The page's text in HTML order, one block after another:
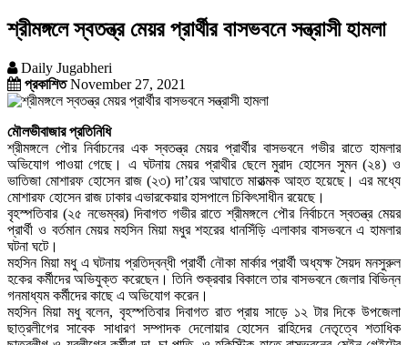
শ্রীমঙ্গলে স্বতন্ত্র মেয়র প্রার্থীর বাসভবনে সন্ত্রাসী হামলা
Daily Jugabheri
প্রকাশিতNovember 27, 2021
মৌলভীবাজার প্রতিনিধি
শ্রীমঙ্গলে পৌর নির্বাচনের এক স্বতন্ত্র মেয়র প্রার্থীর বাসভবনে গভীর রাতে হামলার
অভিযোগ পাওয়া গেছে। এ ঘটনায় মেয়র প্রাথীর ছেলে মুরাদ হোসেন সুমন (২৪) ও
ভাতিজা মোশারফ হোসেন রাজ (২৩) দা’য়ের আঘাতে মারাত্মক আহত হয়েছে। এর মধ্যে
মোশারফ হোসেন রাজ ঢাকার এভারকেয়ার হাসপালে চিকিৎসাধীন রয়েছে।
বৃহস্পতিবার (২৫ নভেম্বর) দিবাগত গভীর রাতে শ্রীমঙ্গলে পৌর নির্বাচনে স্বতন্ত্র মেয়র
প্রার্থী ও বর্তমান মেয়র মহসিন মিয়া মধুর শহরের ধানসিঁড়ি এলাকার বাসভবনে এ হামলার
ঘটনা ঘটে।
মহসিন মিয়া মধু এ ঘটনায় প্রতিদ্বন্ধী প্রার্থী নৌকা মার্কার প্রার্থী অধ্যক্ষ সৈয়দ মনসুরুল
হকের কর্মীদের অভিযুক্ত করেছেন। তিনি শুক্রবার বিকালে তার বাসভবনে জেলার বিভিন্ন
গনমাধ্যম কর্মীদের কাছে এ অভিযোগ করেন।
মহসিন মিয়া মধু বলেন, বৃহস্পতিবার দিবাগত রাত প্রায় সাড়ে ১২ টার দিকে উপজেলা
ছাত্রলীগের সাবেক সাধারণ সম্পাদক দেলোয়ার হোসেন রাহিদের নেতৃত্বে শতাধিক